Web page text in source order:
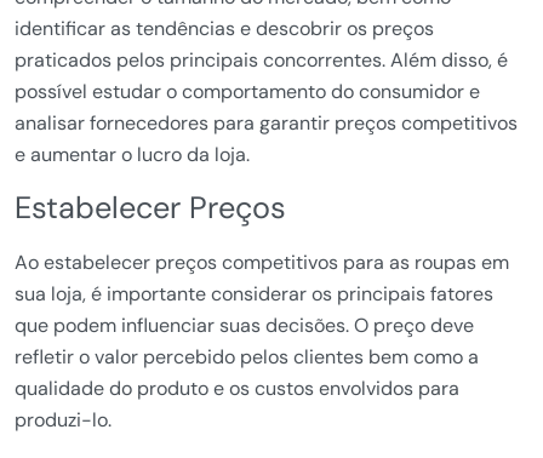
identificar as tendências e descobrir os preços
praticados pelos principais concorrentes. Além disso, é
possível estudar o comportamento do consumidor e
analisar fornecedores para garantir preços competitivos
e aumentar o lucro da loja.
Estabelecer Preços
Ao estabelecer preços competitivos para as roupas em
sua loja, é importante considerar os principais fatores
que podem influenciar suas decisões. O preço deve
refletir o valor percebido pelos clientes bem como a
qualidade do produto e os custos envolvidos para
produzi-lo.